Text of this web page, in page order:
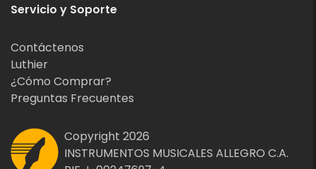
Servicio y Soporte
Contáctenos
Luthier
¿Cómo Comprar?
Preguntas Frecuentes
Copyright 2026
INSTRUMENTOS MUSICALES ALLEGRO C.A.